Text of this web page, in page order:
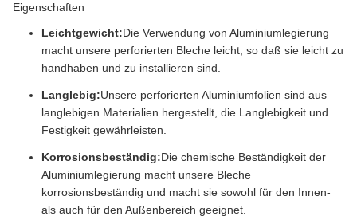
Eigenschaften
Leichtgewicht:Die Verwendung von Aluminiumlegierung
macht unsere perforierten Bleche leicht, so daß sie leicht zu
handhaben und zu installieren sind.
Langlebig:Unsere perforierten Aluminiumfolien sind aus
langlebigen Materialien hergestellt, die Langlebigkeit und
Festigkeit gewährleisten.
Korrosionsbeständig:Die chemische Beständigkeit der
Aluminiumlegierung macht unsere Bleche
korrosionsbeständig und macht sie sowohl für den Innen-
als auch für den Außenbereich geeignet.